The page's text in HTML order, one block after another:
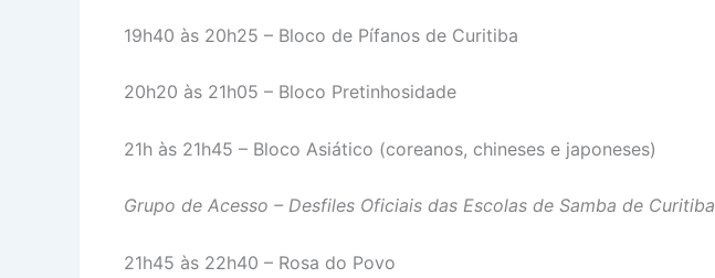
19h40 às 20h25 – Bloco de Pífanos de Curitiba
20h20 às 21h05 – Bloco Pretinhosidade
21h às 21h45 – Bloco Asiático (coreanos, chineses e japoneses)
Grupo de Acesso – Desfiles Oficiais das Escolas de Samba de Curitiba
21h45 às 22h40 – Rosa do Povo